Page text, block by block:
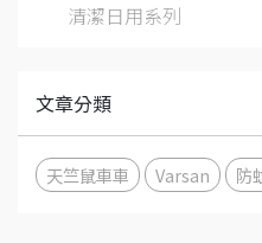
清潔日用系列
文章分類
天竺鼠車車 Varsan 防